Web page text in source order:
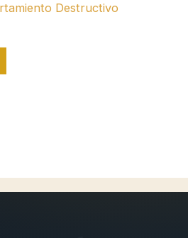
Destructivo